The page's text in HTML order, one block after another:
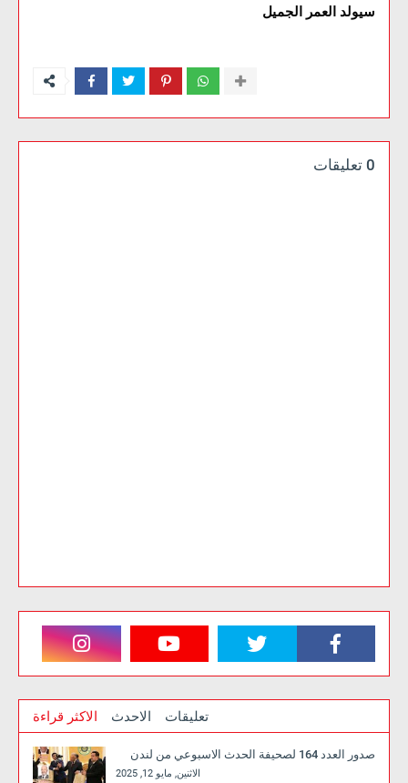
سيولد العمر الجميل
0 تعليقات
الاكثر قراءة الاحدث تعليقات
صدور العدد 164 لصحيفة الحدث الاسبوعي من لندن
الاثنين, مايو 12, 2025